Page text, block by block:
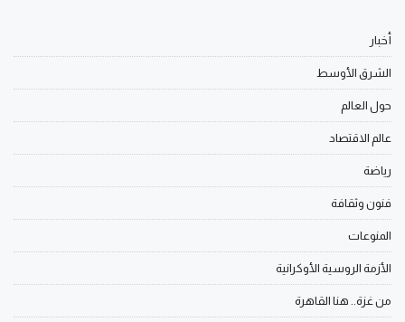
أخبار
الشرق الأوسط
حول العالم
عالم الاقتصاد
رياضة
فنون وثقافة
المنوعات
الأزمة الروسية الأوكرانية
من غزة.. هنا القاهرة